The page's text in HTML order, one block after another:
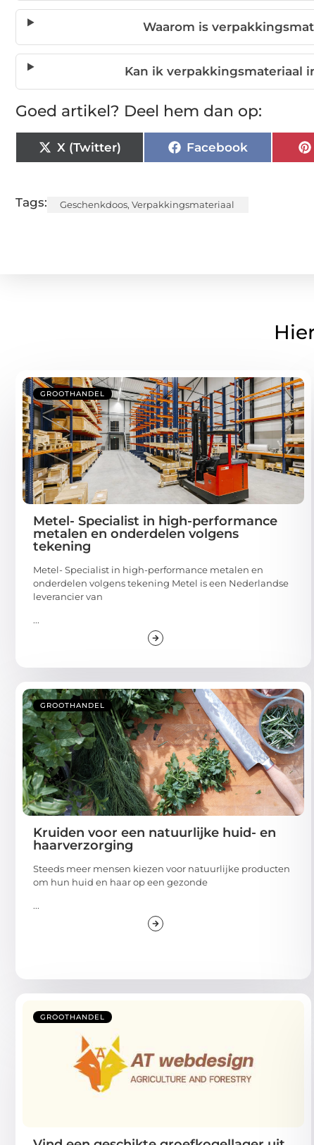
Waarom is
Kan ik verpakkingsmateriaal
Goed artikel? Deel hem dan op:
X (Twitter) Facebook
Tags: Geschenkdoos, Verpakkingsmateriaal
GROOTHANDEL
Metel- Specialist in high-performance
metalen en onderdelen volgens
tekening
Metel- Specialist in high-performance metalen en
onderdelen volgens tekening Metel is een Nederlandse
leverancier van
...
GROOTHANDEL
Kruiden voor een natuurlijke huid- en
haarverzorging
Steeds meer mensen kiezen voor natuurlijke producten
om hun huid en haar op een gezonde
...
GROOTHANDEL